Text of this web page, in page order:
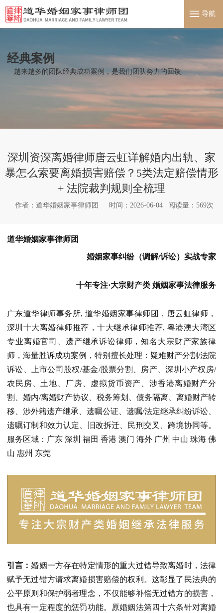
导航
经典案例
越来越多的团队经典成功案例，是我们团队努力的回馈
深圳资深离婚律师唐云虹详解婚内出轨、家
暴怎么索要离婚损害赔偿？5类法定赔偿情形
+ 法院裁判规则全梳理
作者：道华婚姻家事律师团 时间：2026-06-04 阅读量： 569次
道华婚姻家事律师团
婚姻家事纠纷（调解/诉讼）实战专家
十年专注·大宗财产类 婚姻家事法律服务
广东道华律师事务所, 道华婚姻家事律师团，唐云虹律师，
深圳十大离婚律师推荐，十大继承律师推荐, 粤港澳大湾区
专业离婚官司、遗产继承诉讼律师，知名大宗财产家族律
师，海量胜诉成功案例，特别擅长处理：疑难财产分割/法院
诉讼、上市公司股权/基金/股票分割、房产、深圳小产权房/
农民房、土地、厂房、虚拟货币资产、涉香港离婚财产分
割、婚内/离婚财产协议、税务筹划、债务隔离、离婚财产转
移、涉外籍遗产继承、遗嘱公证、遗嘱/法定继承纠纷诉讼、
遗嘱订制和效力认定、旧改拆迁、民刑交叉、跨境协同等。
服务区域：广东 深圳 福田 香港 澳门 海外 广州 中山 珠海 佛
山 惠州 东莞
引言：婚姻一方存在特定情形的重大过错导致离婚时，法律
赋予无过错方请求离婚损害赔偿的权利。这彰显了民法典的
公平原则和保护弱者理念，不仅能够补偿无过错方的损害，
也具有一定程度的惩罚功能。原婚姻法第四十六条针对离婚